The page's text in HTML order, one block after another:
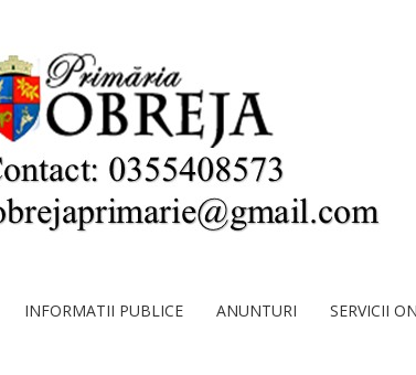
INFORMATII PUBLICE ANUNTURI
SERVICII